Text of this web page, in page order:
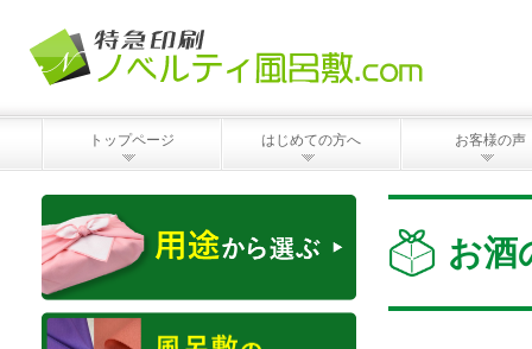
トップページ はじめての方へ お客様の声
お酒